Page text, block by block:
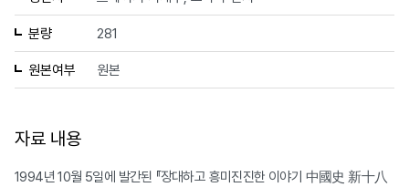
분량 281
원본여부 원본
자료 내용
1994년 10월 5일에 발간된 『장대하고 흥미진진한 이야기 中國史 新十八